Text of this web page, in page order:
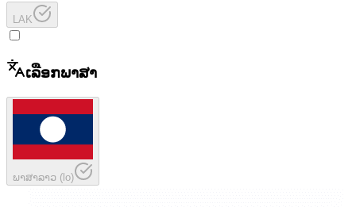
LAK
ເລືອກພາສາ
ພາສາລາວ (lo)